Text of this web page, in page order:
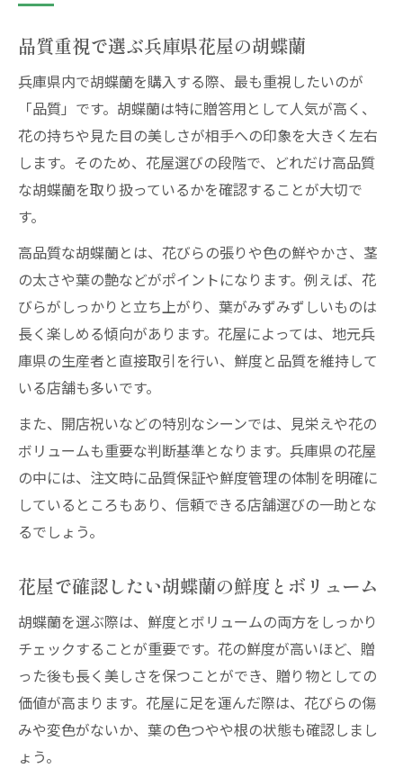
品質重視で選ぶ兵庫県花屋の胡蝶蘭
兵庫県内で胡蝶蘭を購入する際、最も重視したいのが
「品質」です。胡蝶蘭は特に贈答用として人気が高く、
花の持ちや見た目の美しさが相手への印象を大きく左右
します。そのため、花屋選びの段階で、どれだけ高品質
な胡蝶蘭を取り扱っているかを確認することが大切で
す。
高品質な胡蝶蘭とは、花びらの張りや色の鮮やかさ、茎
の太さや葉の艶などがポイントになります。例えば、花
びらがしっかりと立ち上がり、葉がみずみずしいものは
長く楽しめる傾向があります。花屋によっては、地元兵
庫県の生産者と直接取引を行い、鮮度と品質を維持して
いる店舗も多いです。
また、開店祝いなどの特別なシーンでは、見栄えや花の
ボリュームも重要な判断基準となります。兵庫県の花屋
の中には、注文時に品質保証や鮮度管理の体制を明確に
しているところもあり、信頼できる店舗選びの一助とな
るでしょう。
花屋で確認したい胡蝶蘭の鮮度とボリューム
胡蝶蘭を選ぶ際は、鮮度とボリュームの両方をしっかり
チェックすることが重要です。花の鮮度が高いほど、贈
った後も長く美しさを保つことができ、贈り物としての
価値が高まります。花屋に足を運んだ際は、花びらの傷
みや変色がないか、葉の色つやや根の状態も確認しまし
ょう。